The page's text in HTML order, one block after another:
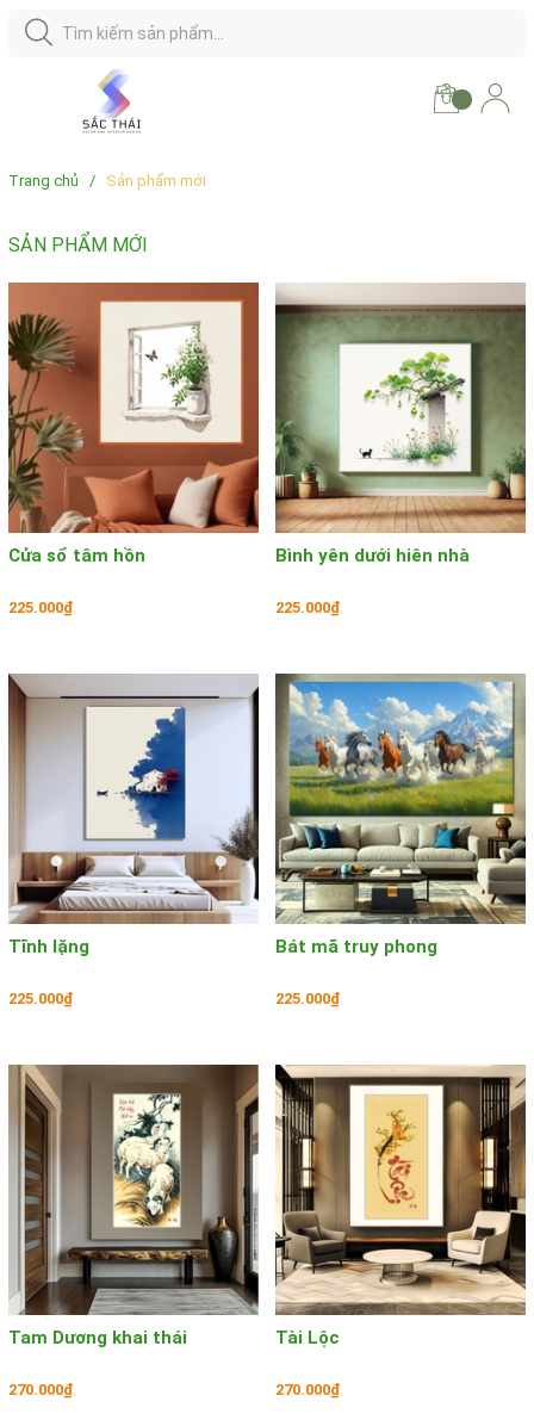
Trang chủ / Sản phẩm mới
SẢN PHẨM MỚI
Cửa sổ tâm hồn
225.000₫
Bình yên dưới hiên nhà
225.000₫
Tĩnh lặng
225.000₫
Bát mã truy phong
225.000₫
Tam Dương khai thái
270.000₫
Tài Lộc
270.000₫